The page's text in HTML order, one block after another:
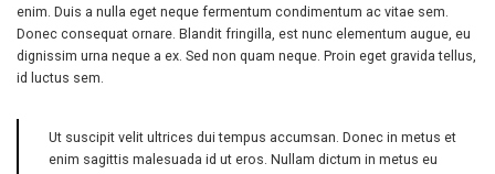
enim. Duis a nulla eget neque fermentum condimentum ac vitae sem.
Donec consequat ornare. Blandit fringilla, est nunc elementum augue, eu
dignissim urna neque a ex. Sed non quam neque. Proin eget gravida tellus,
id luctus sem.
Ut suscipit velit ultrices dui tempus accumsan. Donec in metus et
enim sagittis malesuada id ut eros. Nullam dictum in metus eu